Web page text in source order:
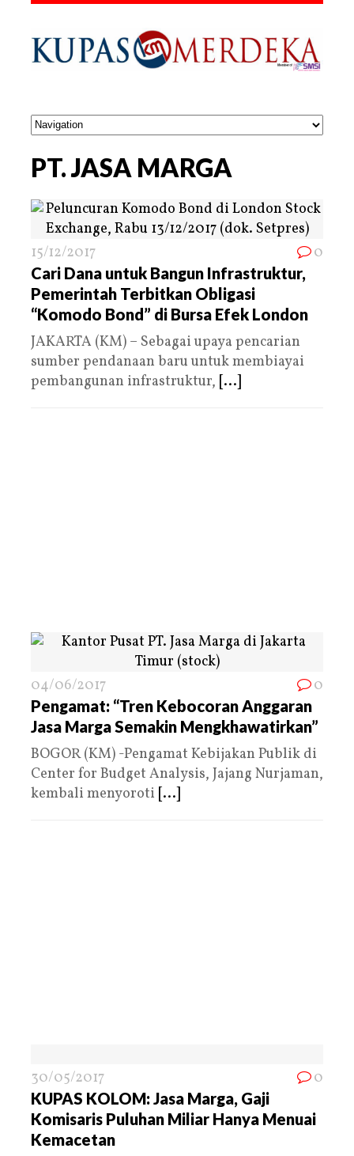
PT. JASA MARGA
15/12/2017 0
Cari Dana untuk Bangun Infrastruktur,
Pemerintah Terbitkan Obligasi
“Komodo Bond” di Bursa Efek London
JAKARTA (KM) – Sebagai upaya pencarian
sumber pendanaan baru untuk membiayai
pembangunan infrastruktur, [...]
04/06/2017 0
Pengamat: “Tren Kebocoran Anggaran
Jasa Marga Semakin Mengkhawatirkan”
BOGOR (KM) -Pengamat Kebijakan Publik di
Center for Budget Analysis, Jajang Nurjaman,
kembali menyoroti [...]
30/05/2017 0
KUPAS KOLOM: Jasa Marga, Gaji
Komisaris Puluhan Miliar Hanya Menuai
Kemacetan